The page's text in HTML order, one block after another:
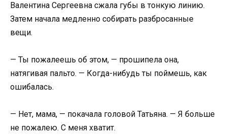
Валентина Сергеевна сжала губы в тонкую линию.
Затем начала медленно собирать разбросанные
вещи.
— Ты пожалеешь об этом, — прошипела она,
натягивая пальто. — Когда-нибудь ты поймешь, как
ошибалась.
— Нет, мама, — покачала головой Татьяна. — Я больше
не пожалею. С меня хватит.